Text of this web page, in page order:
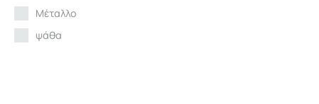
Μέταλλο
ψάθα